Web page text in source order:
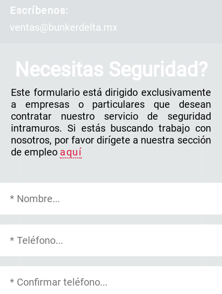
Escríbenos:
ventas@bunkerdelta.mx
Necesitas Seguridad?
Este formulario está dirigido exclusivamente
a empresas o particulares que desean
contratar nuestro servicio de seguridad
intramuros. Si estás buscando trabajo con
nosotros, por favor dirígete a nuestra sección
de empleo aquí